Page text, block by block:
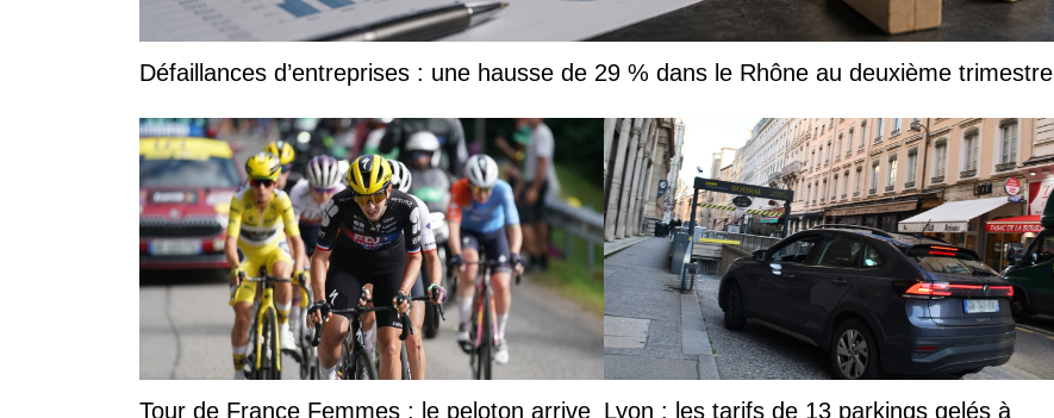
Défaillances d’entreprises : une hausse de 29 % dans le Rhône au deuxième trimestre
Tour de France Femmes : le peloton arrive Lyon : les tarifs de 13 parkings gelés à